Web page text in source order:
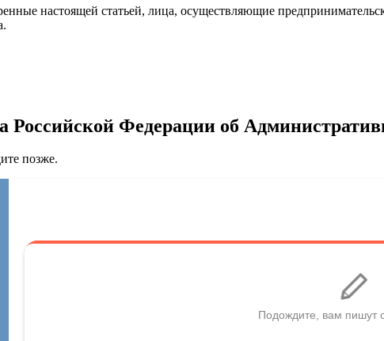
настоящей статьей, лица, осуществляющие
Российской Федерации об
позже.